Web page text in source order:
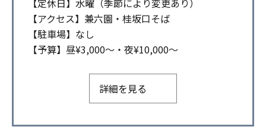
【定休日】水曜（季節により変更あり）
【アクセス】兼六園・桂坂口そば
【駐車場】なし
【予算】昼¥3,000〜・夜¥10,000〜
詳細を見る